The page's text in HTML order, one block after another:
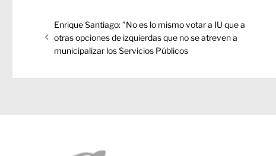
Navegación
de
entradas
Entrada
anterior:
Enrique Santiago: ”No es lo mismo votar a IU que a
otras opciones de izquierdas que no se atreven a
municipalizar los Servicios Públicos